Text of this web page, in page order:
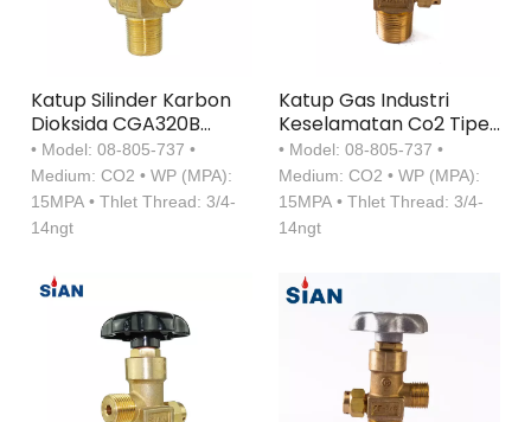
Katup Silinder Karbon
Dioksida CGA320B
Berkualitas Tinggi
Katup Jenis Aksial
Katup CO2 Kuningan
• Model: 08-805-737 •
Medium: CO2 • WP (MPA):
15MPA • Thlet Thread: 3/4-
14ngt
Katup Gas Industri
Keselamatan Co2 Tipe
Koneksi Aksial
• Model: 08-805-737 •
Medium: CO2 • WP (MPA):
15MPA • Thlet Thread: 3/4-
14ngt